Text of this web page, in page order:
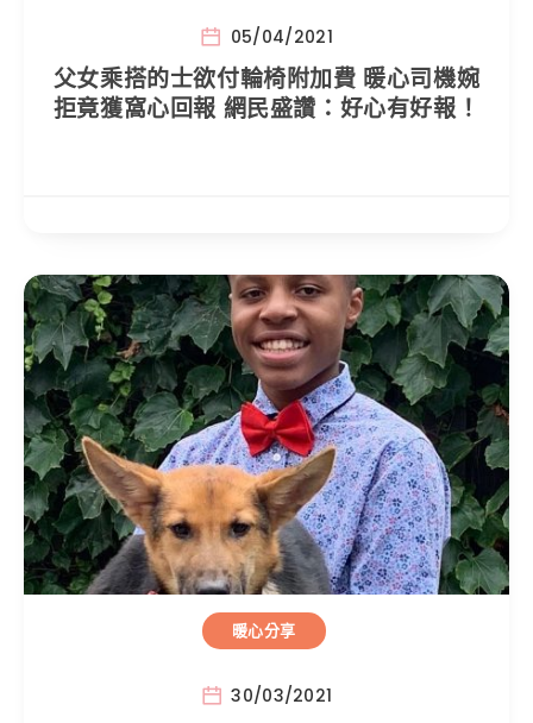
05/04/2021
父女乘搭的士欲付輪椅附加費 暖心司機婉
拒竟獲窩心回報 網民盛讚：好心有好報！
暖心分享
30/03/2021